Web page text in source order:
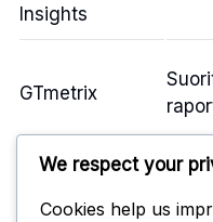
Insights
GTmetrix
We respect your
Cookies help us